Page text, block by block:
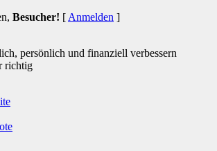
Besucher! [ Anmelden ]
persönlich und finanziell verbessern
richtig